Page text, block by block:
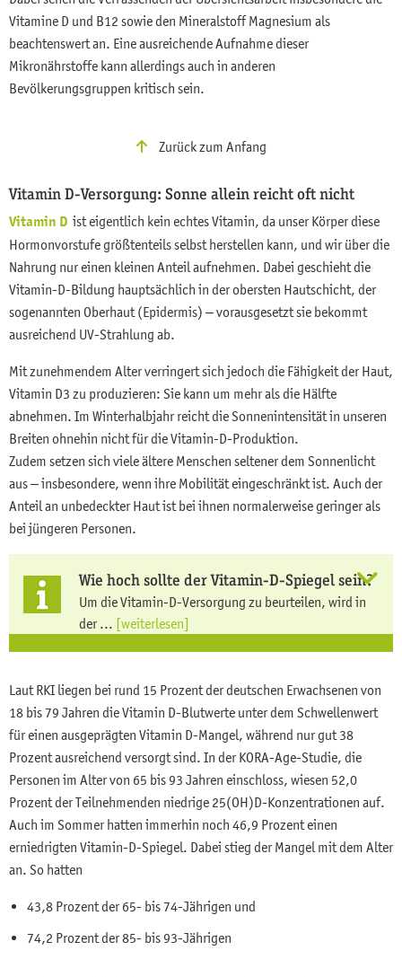
Vitamine D und B12 sowie den Mineralstoff Magnesium als
beachtenswert an. Eine ausreichende Aufnahme dieser
Mikronährstoffe kann allerdings auch in anderen
Bevölkerungsgruppen kritisch sein.
Zurück zum Anfang
Vitamin D-Versorgung: Sonne allein reicht oft nicht
Vitamin D ist eigentlich kein echtes Vitamin, da unser Körper diese
Hormonvorstufe größtenteils selbst herstellen kann, und wir über die
Nahrung nur einen kleinen Anteil aufnehmen. Dabei geschieht die
Vitamin-D-Bildung hauptsächlich in der obersten Hautschicht, der
sogenannten Oberhaut (Epidermis) – vorausgesetzt sie bekommt
ausreichend UV-Strahlung ab.
Mit zunehmendem Alter verringert sich jedoch die Fähigkeit der Haut,
Vitamin D3 zu produzieren: Sie kann um mehr als die Hälfte
abnehmen. Im Winterhalbjahr reicht die Sonnenintensität in unseren
Breiten ohnehin nicht für die Vitamin-D-Produktion.
Zudem setzen sich viele ältere Menschen seltener dem Sonnenlicht
aus – insbesondere, wenn ihre Mobilität eingeschränkt ist. Auch der
Anteil an unbedeckter Haut ist bei ihnen normalerweise geringer als
bei jüngeren Personen.
Wie hoch sollte der Vitamin-D-Spiegel sein?
Um die Vitamin-D-Versorgung zu beurteilen, wird in
der ... [weiterlesen]
Laut RKI liegen bei rund 15 Prozent der deutschen Erwachsenen von
18 bis 79 Jahren die Vitamin D-Blutwerte unter dem Schwellenwert
für einen ausgeprägten Vitamin D-Mangel, während nur gut 38
Prozent ausreichend versorgt sind. In der KORA-Age-Studie, die
Personen im Alter von 65 bis 93 Jahren einschloss, wiesen 52,0
Prozent der Teilnehmenden niedrige 25(OH)D-Konzentrationen auf.
Auch im Sommer hatten immerhin noch 46,9 Prozent einen
erniedrigten Vitamin-D-Spiegel. Dabei stieg der Mangel mit dem Alter
an. So hatten
43,8 Prozent der 65- bis 74-Jährigen und
74,2 Prozent der 85- bis 93-Jährigen